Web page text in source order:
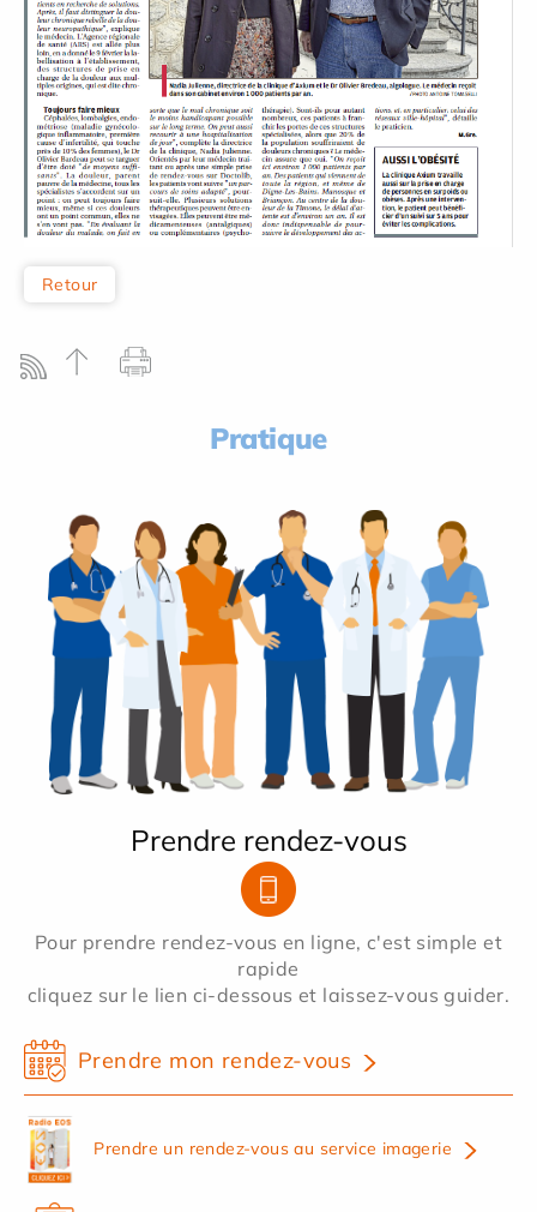
Retour
Pratique
Prendre rendez-vous
Pour prendre rendez-vous en ligne, c'est simple et
rapide
cliquez sur le lien ci-dessous et laissez-vous guider.
Prendre mon rendez-vous
Prendre un rendez-vous au service imagerie